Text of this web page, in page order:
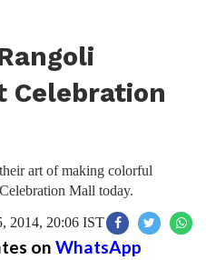
Celebration
art of making colorful
Mall today.
2014, 20:06 IST
on WhatsApp